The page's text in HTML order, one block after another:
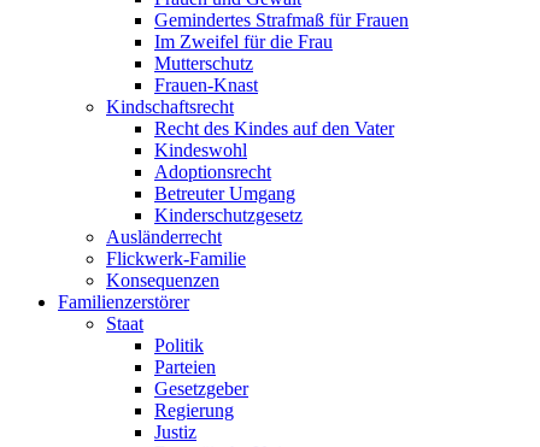
Gemindertes Strafmaß für Frauen
Im Zweifel für die Frau
Mutterschutz
Frauen-Knast
Kindschaftsrecht
Recht des Kindes auf den Vater
Kindeswohl
Adoptionsrecht
Betreuter Umgang
Kinderschutzgesetz
Ausländerrecht
Flickwerk-Familie
Konsequenzen
Familienzerstörer
Staat
Politik
Parteien
Gesetzgeber
Regierung
Justiz